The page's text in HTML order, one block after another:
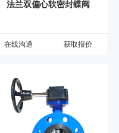
法兰双偏心软密封蝶阀
在线沟通 获取报价